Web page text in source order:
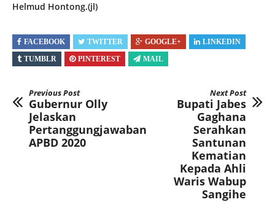
Helmud Hontong.(jl)
FACEBOOK TWITTER GOOGLE+
LINKEDIN
TUMBLR
PINTEREST MAIL
Previous Post
Gubernur Olly
Jelaskan
Pertanggungjawaban
APBD 2020
Next Post
Bupati Jabes
Gaghana
Serahkan
Santunan
Kematian
Kepada Ahli
Waris Wabup
Sangihe